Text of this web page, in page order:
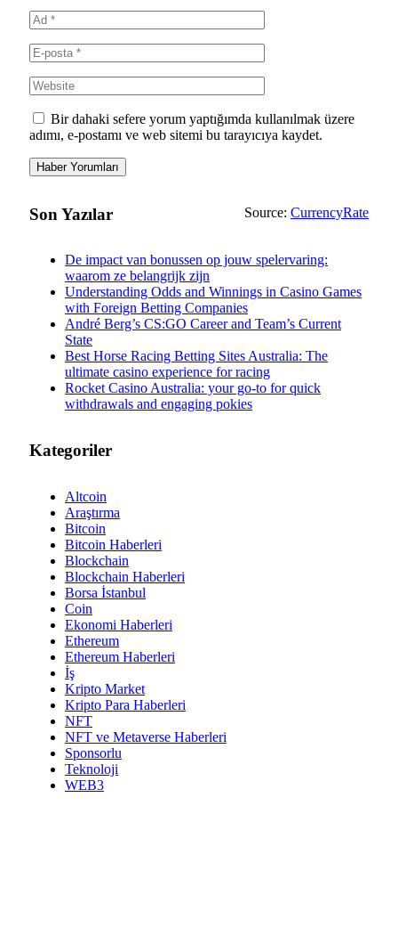
Bir dahaki sefere yorum yaptığımda kullanılmak üzere
adımı, e-postamı ve web sitemi bu tarayıcıya kaydet.
Source: CurrencyRate
Son Yazılar
De impact van bonussen op jouw spelervaring:
waarom ze belangrijk zijn
Understanding Odds and Winnings in Casino Games
with Foreign Betting Companies
André Berg’s CS:GO Career and Team’s Current
State
Best Horse Racing Betting Sites Australia: The
ultimate casino experience for racing
Rocket Casino Australia: your go-to for quick
withdrawals and engaging pokies
Kategoriler
Altcoin
Araştırma
Bitcoin
Bitcoin Haberleri
Blockchain
Blockchain Haberleri
Borsa İstanbul
Coin
Ekonomi Haberleri
Ethereum
Ethereum Haberleri
İş
Kripto Market
Kripto Para Haberleri
NFT
NFT ve Metaverse Haberleri
Sponsorlu
Teknoloji
WEB3